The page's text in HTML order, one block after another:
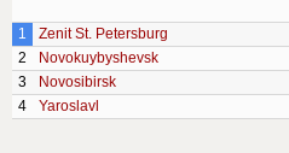
1
Zenit St. Petersburg
2
Novokuybyshevsk
3
Novosibirsk
4
Yaroslavl